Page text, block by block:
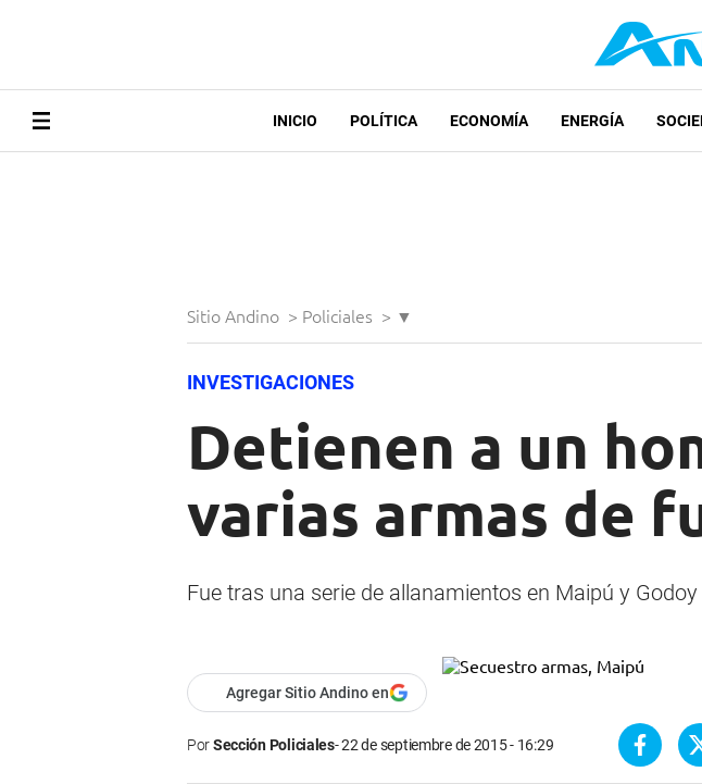
INICIO POLÍTICA ECONOMÍA ENERGÍA
Sitio Andino > Policiales > ▼
INVESTIGACIONES
Detienen a un
varias armas de
Fue tras una serie de allanamientos en Maipú y Godoy
Agregar Sitio Andino en
PorSección Policiales 22 de septiembre de 2015 - 16:29